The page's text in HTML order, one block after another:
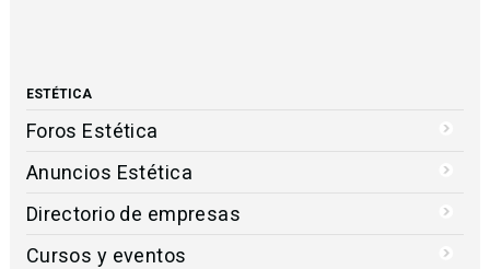
ESTÉTICA
Foros Estética
Anuncios Estética
Directorio de empresas
Cursos y eventos